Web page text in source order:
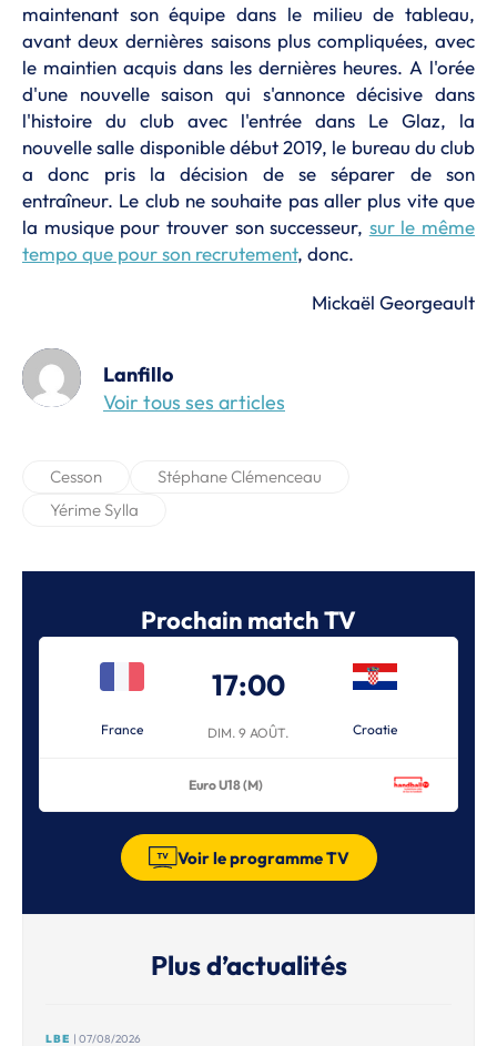
maintenant son équipe dans le milieu de tableau,
avant deux dernières saisons plus compliquées, avec
le maintien acquis dans les dernières heures. A l'orée
d'une nouvelle saison qui s'annonce décisive dans
l'histoire du club avec l'entrée dans Le Glaz, la
nouvelle salle disponible début 2019, le bureau du club
a donc pris la décision de se séparer de son
entraîneur. Le club ne souhaite pas aller plus vite que
la musique pour trouver son successeur, sur le même
tempo que pour son recrutement, donc.
Mickaël Georgeault
Lanfillo
Voir tous ses articles
Cesson
Stéphane Clémenceau
Yérime Sylla
Prochain match TV
France
17:00
DIM. 9 AOÛT. Croatie
Euro U18 (M)
Voir le programme TV
Plus d’actualités
LBE | 07/08/2026